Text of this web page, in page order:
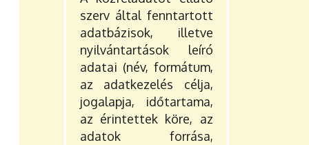
szerv által fenntartott
adatbázisok, illetve
nyilvántartások leíró
adatai (név, formátum,
az adatkezelés célja,
jogalapja, időtartama,
az érintettek köre, az
adatok forrása,